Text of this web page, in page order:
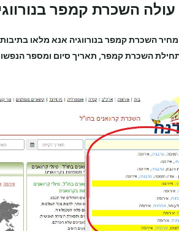
השכרת קמפר
השכרת קמפרבנורווגיה אנא מלאו
השכרת קמפר, תאריך סיום ומספר